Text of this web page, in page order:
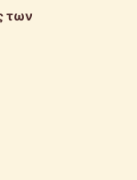
των